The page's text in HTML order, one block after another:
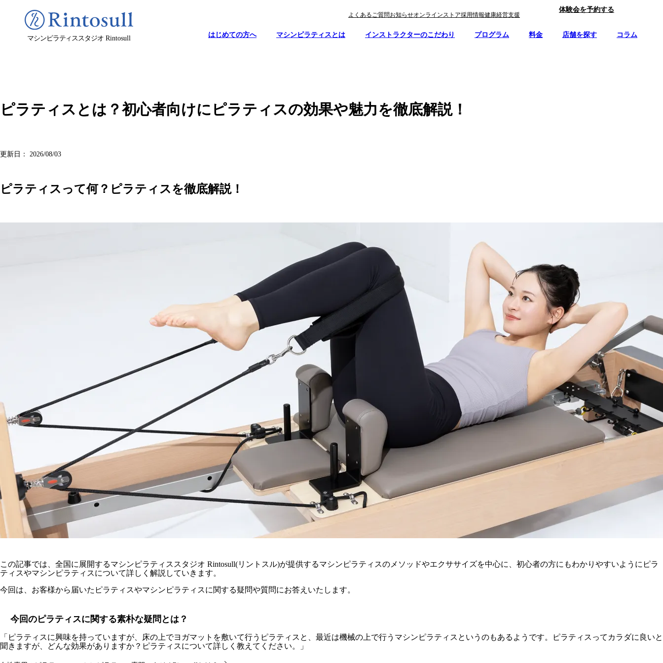
マシンピラティススタジオRintosull
よくあるご質問お知らせオンラインストア採用情報健康経営支援
体験会を予約する
はじめての方へ マシンピラティスとは インストラクターのこだわり プログラム 料金 店舗を探す コラム
ピラティスとは？初心者向けにピラティスの効果や魅力を徹底解説！
更新日： 2026/08/03
ピラティスって何？ピラティスを徹底解説！
この記事では、全国に展開するマシンピラティススタジオ Rintosull(リントスル)が提供するマシンピラティスのメソッドやエクササイズを中心に、初心者の方にもわかりやすいようにピラ
ティスやマシンピラティスについて詳しく解説していきます。
今回は、お客様から届いたピラティスやマシンピラティスに関する疑問や質問にお答えいたします。
今回のピラティスに関する素朴な疑問とは？
「ピラティスに興味を持っていますが、床の上でヨガマットを敷いて行うピラティスと、最近は機械の上で行うマシンピラティスというのもあるようです。ピラティスってカラダに良いと
聞きますが、どんな効果がありますか？ピラティスについて詳しく教えてください。」